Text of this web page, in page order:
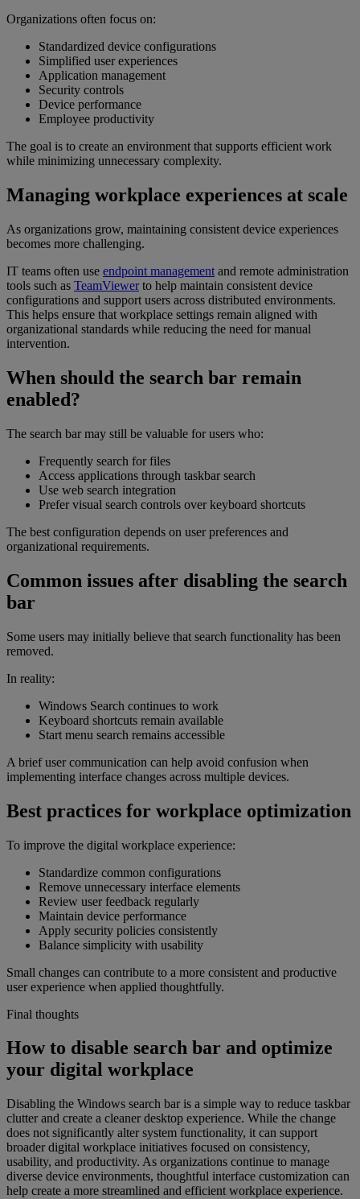
Organizations often focus on:
Standardized device configurations
Simplified user experiences
Application management
Security controls
Device performance
Employee productivity
The goal is to create an environment that supports efficient work
while minimizing unnecessary complexity.
Managing workplace experiences at scale
As organizations grow, maintaining consistent device experiences
becomes more challenging.
IT teams often use endpoint management and remote administration
tools such as TeamViewerto help maintain consistent device
configurations and support users across distributed environments.
This helps ensure that workplace settings remain aligned with
organizational standards while reducing the need for manual
intervention.
When should the search bar remain
enabled?
The search bar may still be valuable for users who:
Frequently search for files
Access applications through taskbar search
Use web search integration
Prefer visual search controls over keyboard shortcuts
The best configuration depends on user preferences and
organizational requirements.
Common issues after disabling the search
bar
Some users may initially believe that search functionality has been
removed.
In reality:
Windows Search continues to work
Keyboard shortcuts remain available
Start menu search remains accessible
A brief user communication can help avoid confusion when
implementing interface changes across multiple devices.
Best practices for workplace optimization
To improve the digital workplace experience:
Standardize common configurations
Remove unnecessary interface elements
Review user feedback regularly
Maintain device performance
Apply security policies consistently
Balance simplicity with usability
Small changes can contribute to a more consistent and productive
user experience when applied thoughtfully.
Final thoughts
How to disable search bar and optimize
your digital workplace
Disabling the Windows search bar is a simple way to reduce taskbar
clutter and create a cleaner desktop experience. While the change
does not significantly alter system functionality, it can support
broader digital workplace initiatives focused on consistency,
usability, and productivity. As organizations continue to manage
diverse device environments, thoughtful interface customization can
help create a more streamlined and efficient workplace experience.